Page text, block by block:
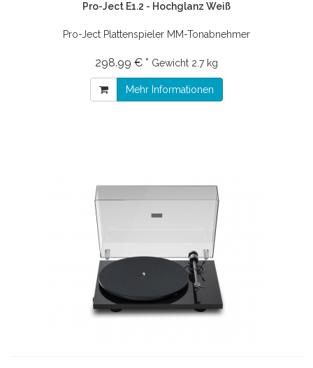
Pro-Ject E1.2 - Hochglanz Weiß
Pro-Ject Plattenspieler MM-Tonabnehmer
298.99 € * Gewicht 2.7 kg
Mehr Informationen